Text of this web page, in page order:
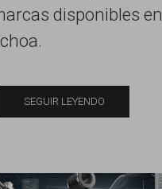
disponibles en
SEGUIR LEYENDO